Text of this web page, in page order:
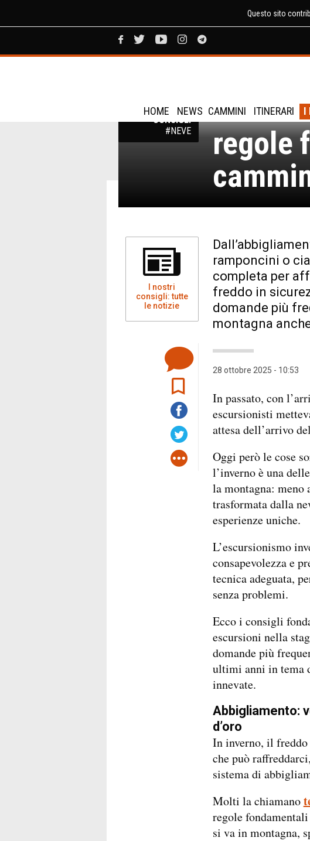
Questo sito
HOME NEWS CAMMINI ITINERARI I
I NOSTRI
CONSIGLI
#NEVE
regole
I nostri
consigli: tutte
le notizie
ramponcini o
completa per
freddo in
domande più
montagna
28 ottobre 2025 - 10:53
In passato, con
escursionisti
attesa dell’arrivo
Oggi però le cose
l’inverno è una
la montagna:
trasformata dalla
esperienze uniche.
L’escursionismo
consapevolezza e
tecnica adeguata,
senza problemi.
Ecco i consigli
escursioni nella
domande più
ultimi anni in tema
innevate.
Abbigliamento:
d’oro
In inverno, il
che può
sistema di
Molti la chiamano
regole
si va in montagna,